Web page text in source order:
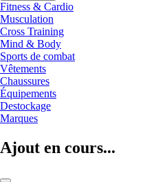
Fitness & Cardio
Musculation
Cross Training
Mind & Body
Sports de combat
Vêtements
Chaussures
Équipements
Destockage
Marques
Ajout en cours...